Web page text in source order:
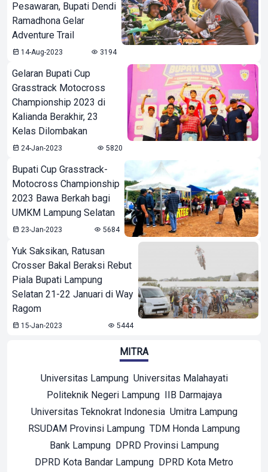
Pesawaran, Bupati Dendi
Ramadhona Gelar
Adventure Trail
14-Aug-2023 3194
Gelaran Bupati Cup
Grasstrack Motocross
Championship 2023 di
Kalianda Berakhir, 23
Kelas Dilombakan
24-Jan-2023 5820
Bupati Cup Grasstrack-
Motocross Championship
2023 Bawa Berkah bagi
UMKM Lampung Selatan
23-Jan-2023 5684
Yuk Saksikan, Ratusan
Crosser Bakal Beraksi Rebut
Piala Bupati Lampung
Selatan 21-22 Januari di Way
Ragom
15-Jan-2023 5444
MITRA
Universitas Lampung Universitas Malahayati
Politeknik Negeri Lampung IIB Darmajaya
Universitas Teknokrat Indonesia Umitra Lampung
RSUDAM Provinsi Lampung TDM Honda Lampung
Bank Lampung DPRD Provinsi Lampung
DPRD Kota Bandar Lampung DPRD Kota Metro